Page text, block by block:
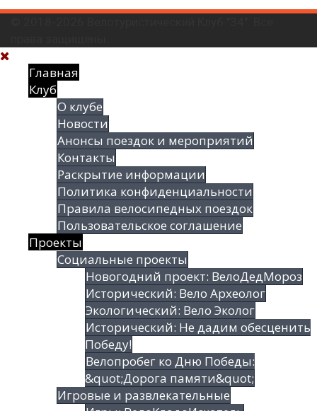
Главная
Клуб
О клубе
Новости
Анонсы поездок и мероприятий
Контакты
Раскрытие информации
Политика конфиденциальности
Правила велосипедных поездок
Пользовательское соглашение
Проекты
Социальные проекты
Новогодний проект: ВелоДедМороз
Исторический: Вело Археолог
Экологический: Вело Эколог
Исторический: Не дадим обесценить
Победу!
Велопробег ко Дню Победы:
&quot;Дорога памяти&quot;
Игровые и развлекательные